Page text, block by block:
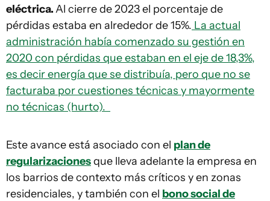
eléctrica.Al cierre de 2023 el porcentaje de
pérdidas estaba en alrededor de 15%. La actual
administración había comenzado su gestión en
2020 con pérdidas que estaban en el eje de 18,3%,
es decir energía que se distribuía, pero que no se
facturaba por cuestiones técnicas y mayormente
no técnicas (hurto).
Este avance está asociado con el plan de
regularizacionesque lleva adelante la empresa en
los barrios de contexto más críticos y en zonas
residenciales, y también con el bono social de